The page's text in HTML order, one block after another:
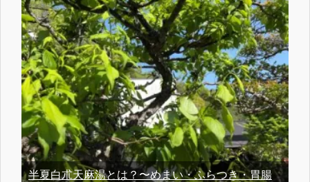
半夏白朮天麻湯とは？〜めまい・ふらつき・胃腸